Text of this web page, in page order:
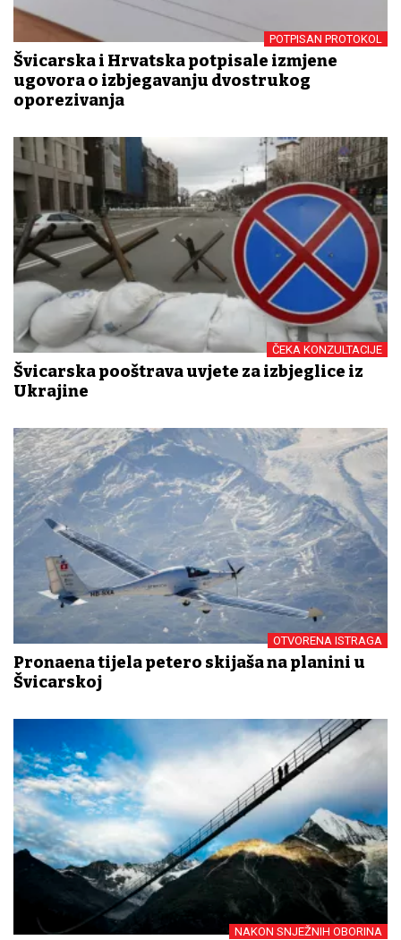
POTPISAN PROTOKOL
Švicarska i Hrvatska potpisale izmjene
ugovora o izbjegavanju dvostrukog
oporezivanja
ČEKA KONZULTACIJE
Švicarska pooštrava uvjete za izbjeglice iz
Ukrajine
OTVORENA ISTRAGA
Pronađena tijela petero skijaša na planini u
Švicarskoj
NAKON SNJEŽNIH OBORINA